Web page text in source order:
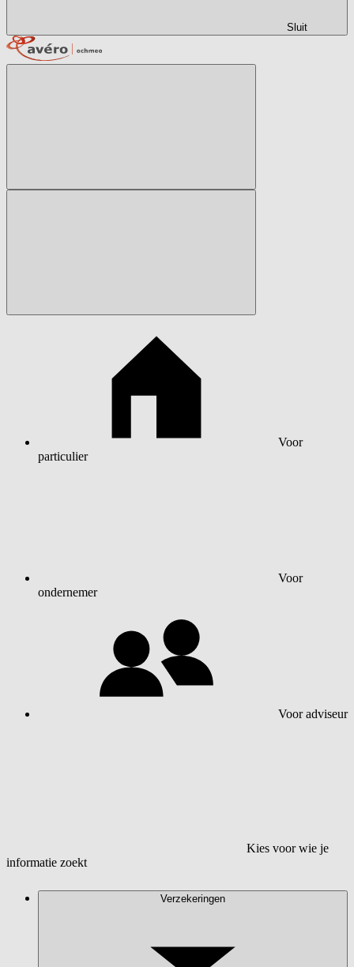
Sluit
Voor
particulier
Voor
ondernemer
Voor adviseur
Kies voor wie je
informatie zoekt
Verzekeringen